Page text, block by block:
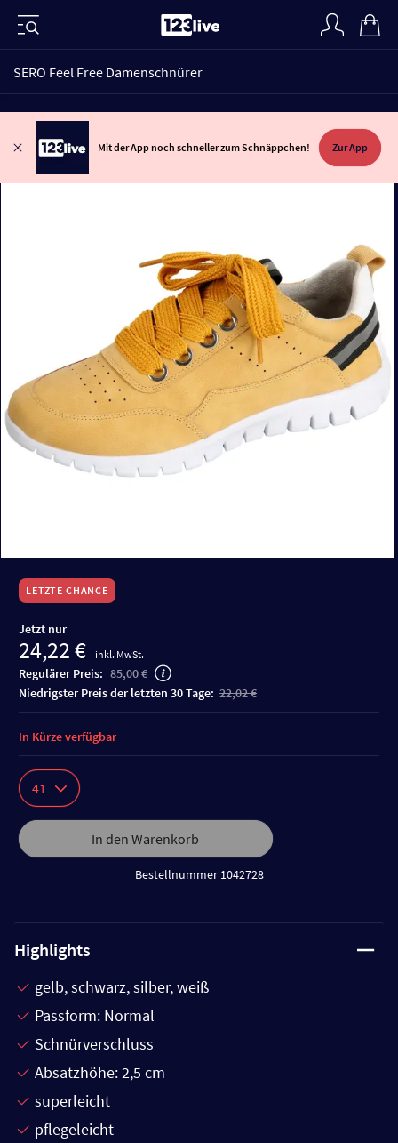
SERO Feel Free Damenschnürer
Mit der App noch schneller zum Schnäppchen! Zur App
LETZTE CHANCE
Jetzt nur
24,22 € inkl. MwSt.
Regulärer Preis: 85,00 €
niedrigster Preis der letzten 30 Tage: 22,02 €
41
In den Warenkorb
Bestellnummer 1042728
In Kürze verfügbar
Highlights
gelb, schwarz, silber, weiß
Passform: Normal
Schnürverschluss
Absatzhöhe: 2,5 cm
superleicht
pflegeleicht